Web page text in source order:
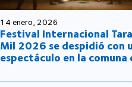
14 enero, 2026
Festival Internacional
Mil 2026 se despidió con
espectáculo en la comuna